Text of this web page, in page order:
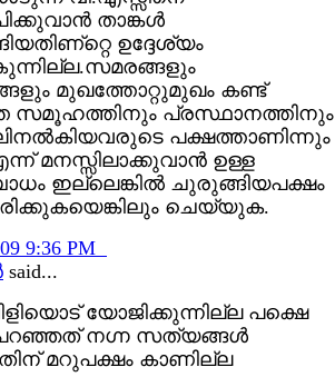
താങ്കള്‍
ഉദ്ദേശ്യം
മുഖത്തോറ്റുമുഖം കണ്ട്‌
സമൂഹത്തിനും പ്രസ്ഥാനത്തിനും
പക്ഷത്താണിന്നും
മനസ്സിലാക്കുവാന്‍ ഉള്ള
ഇല്ലെങ്കില്‍ ചുരുങ്ങിയപക്ഷം
ചെയ്യുക.
9:36 PM
said...
യോജിക്കുന്നില്ല പക്ഷെ
നഗ്ന സത്യങ്ങള്‍
മറുപക്ഷം കാണില്ല